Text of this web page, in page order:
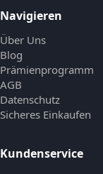
Navigieren
Über Uns
Blog
Prämienprogramm
AGB
Datenschutz
Sicheres Einkaufen
Kundenservice